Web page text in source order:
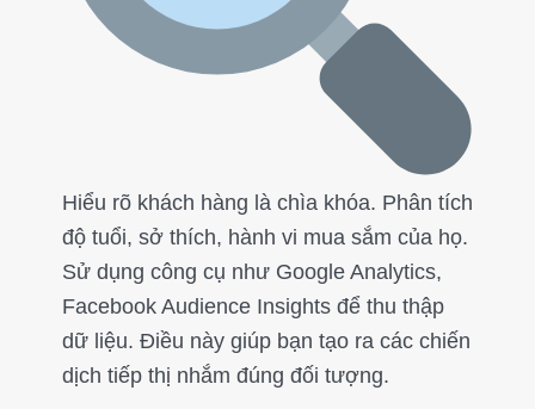
Hiểu rõ khách hàng là chìa khóa. Phân tích
độ tuổi, sở thích, hành vi mua sắm của họ.
Sử dụng công cụ như Google Analytics,
Facebook Audience Insights để thu thập
dữ liệu. Điều này giúp bạn tạo ra các chiến
dịch tiếp thị nhắm đúng đối tượng.